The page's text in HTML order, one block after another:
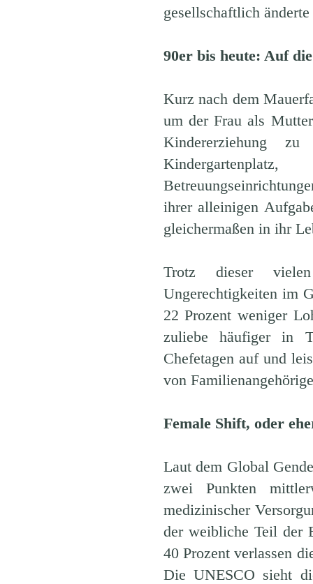
gesellschaftlich
90er bis heute: Auf
Kurz nach dem
um der Frau als
Kindererziehung
ihrer alleinigen
gleichermaßen in ihr
Trotz dieser
Ungerechtigkeiten im
22 Prozent weniger
zuliebe häufiger in
Chefetagen auf und
von
Female Shift, oder
Laut dem Global
zwei Punkten
medizinischer
der weibliche Teil der
40 Prozent verlassen
Die UNESCO sieht